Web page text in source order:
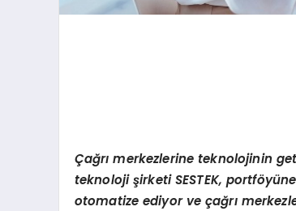
Çağrı merkezlerine teknolojinin
teknoloji şirketi SESTEK,
otomatize ediyor ve çağrı